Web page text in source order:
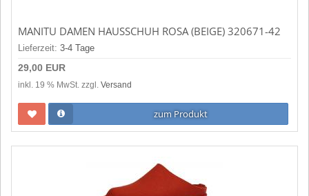
MANITU DAMEN HAUSSCHUH ROSA (BEIGE) 320671-42
Lieferzeit: 3-4 Tage
29,00 EUR
inkl. 19 % MwSt. zzgl. Versand
zum Produkt